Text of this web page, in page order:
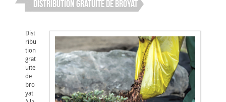
Distribution gratuite de broyat
Dist
ribu
tion
grat
uite
de
bro
yat